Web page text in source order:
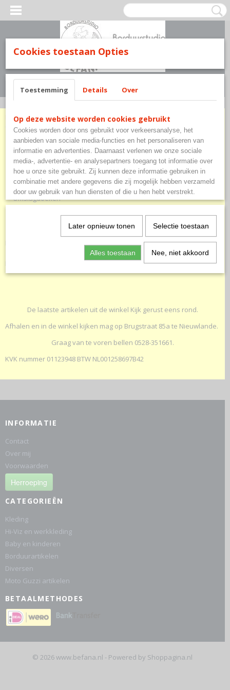
Inloggen Registreren
Home >Baby en kinderen>Kinderoveralls
Baby en kinderen
Havlu
Slabbetjes
Omslagdoeken
Kinderoveralls
Pakketjes diverse
Helaas bevinden er zich in deze categorie nog geen producten.
Probeert u het later nog eens!
De laatste artikelen uit de winkel Kijk gerust eens rond.
Afhalen en in de winkel kijken mag op Brugstraat 85a te Nieuwlande.
Graag van te voren bellen 0528-351661.
KVK nummer 01123948 BTW NL001258697B42
INFORMATIE
Contact
Over mij
Voorwaarden
Herroeping
CATEGORIEËN
Kleding
Hi-Viz en werkkleding
Baby en kinderen
Borduurartikelen
Diversen
Moto Guzzi artikelen
BETAALMETHODES
© 2026 www.befana.nl - Powered by Shoppagina.nl
Cookies toestaan Opties
Toestemming Details Over
Op deze website worden cookies gebruikt
Cookies worden door ons gebruikt voor verkeersanalyse, het
aanbieden van sociale media-functies en het personaliseren van
informatie en advertenties. Daarnaast verlenen we onze sociale
media-, advertentie- en analysepartners toegang tot informatie over
hoe u onze site gebruikt. Zij kunnen deze informatie gebruiken in
combinatie met andere gegevens die zij mogelijk hebben verzameld
door uw gebruik van hun diensten of die u hen hebt verstrekt.
Later opnieuw tonen Selectie toestaan
Alles toestaan Nee, niet akkoord